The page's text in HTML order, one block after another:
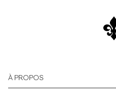
À PROPOS